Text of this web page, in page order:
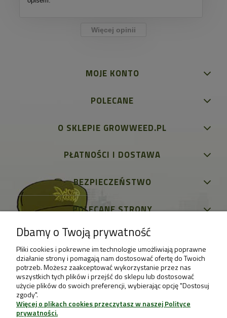
Więcej opinii
MOJE KONTO
POLECANE
O SKLEPIE GROWWEED.PL
PŁATNOŚCI I DOSTAWA
BEZPIECZEŃSTWO
POLECANE STRONY
Dbamy o Twoją prywatność
Pliki cookies i pokrewne im technologie umożliwiają poprawne
działanie strony i pomagają nam dostosować ofertę do Twoich
potrzeb. Możesz zaakceptować wykorzystanie przez nas
wszystkich tych plików i przejść do sklepu lub dostosować
użycie plików do swoich preferencji, wybierając opcję "Dostosuj
zgody".
Więcej o plikach cookies przeczytasz w naszej Polityce
prywatności.